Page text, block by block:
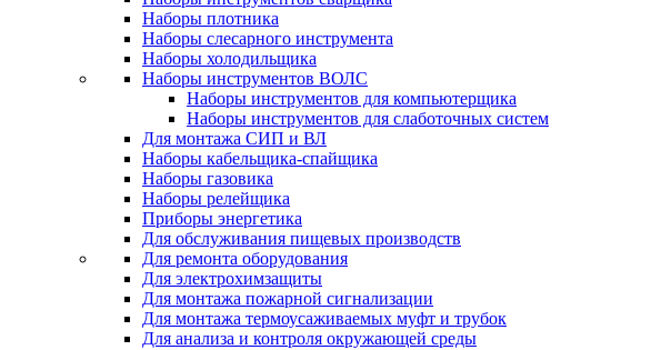
Наборы плотника
Наборы слесарного инструмента
Наборы холодильщика
Наборы инструментов ВОЛС
Наборы инструментов для компьютерщика
Наборы инструментов для слаботочных систем
Для монтажа СИП и ВЛ
Наборы кабельщика-спайщика
Наборы газовика
Наборы релейщика
Приборы энергетика
Для обслуживания пищевых производств
Для ремонта оборудования
Для электрохимзащиты
Для монтажа пожарной сигнализации
Для монтажа термоусаживаемых муфт и трубок
Для анализа и контроля окружающей среды